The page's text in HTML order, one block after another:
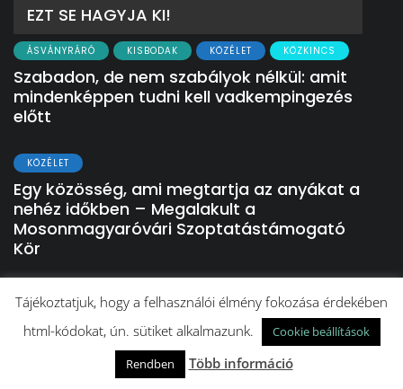
EZT SE HAGYJA KI!
ÁSVÁNYRÁRÓ KISBODAK KÖZÉLET KÖZKINCS
Szabadon, de nem szabályok nélkül: amit
mindenképpen tudni kell vadkempingezés
előtt
KÖZÉLET
Egy közösség, ami megtartja az anyákat a
nehéz időkben – Megalakult a
Mosonmagyaróvári Szoptatástámogató
Kör
KÖZÉLET
A Szigetközben talált évről évre
menedéket a súlyos betegséggel küzdő
Tájékoztatjuk, hogy a felhasználói élmény fokozása érdekében
html-kódokat, ún. sütiket alkalmazunk.
Cookie beállítások
Rendben
Több információ